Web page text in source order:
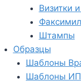
Визитки
Штампы
Образцы
Шаблоны
Шаблоны ИП